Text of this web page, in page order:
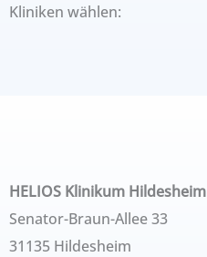
Kliniken wählen:
HELIOS Klinikum Hildesheim
Senator-Braun-Allee 33
31135 Hildesheim